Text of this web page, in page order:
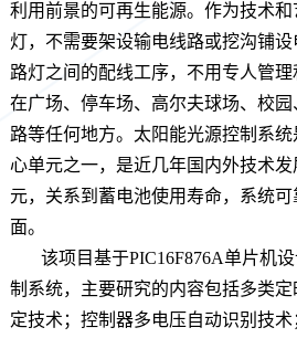
利用前景的可再生能源。作为技术
灯，不需要架设输电线路或挖沟铺
路灯之间的配线工序，不用专人管
在广场、停车场、高尔夫球场、校
路等任何地方。太阳能光源控制系
心单元之一，是近几年国内外技术
元，关系到蓄电池使用寿命，系统
面。
该项目基于PIC16F876A单片机
制系统，主要研究的内容包括多类
定技术；控制器多电压自动识别技